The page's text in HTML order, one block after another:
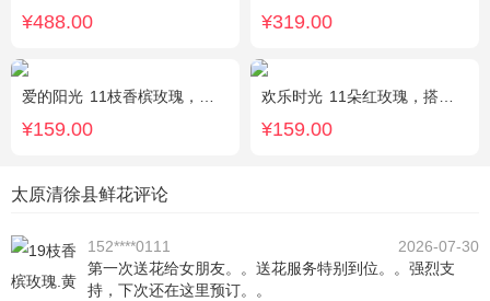
¥488.00 ¥319.00
爱的阳光 11枝香槟玫瑰，间插白色满天星、白色桔梗、尤加利叶
¥159.00
欢乐时光 11朵红玫瑰，搭配适量红色石竹梅、叶上黄金间插。
¥159.00
太原清徐县鲜花评论
152****0111
2026-07-30
第一次送花给女朋友。。送花服务特别到位。。强烈支
持，下次还在这里预订。。